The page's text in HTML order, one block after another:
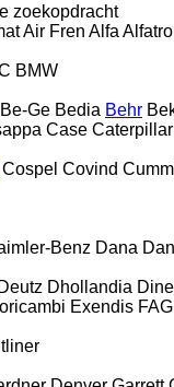
zoekopdracht
Air Fren Alfa
BMW
Be-Ge Bedia Behr
Case Caterpillar
Cospel Covind
Benz Dana
Deutz Dhollandia
Exendis FAG